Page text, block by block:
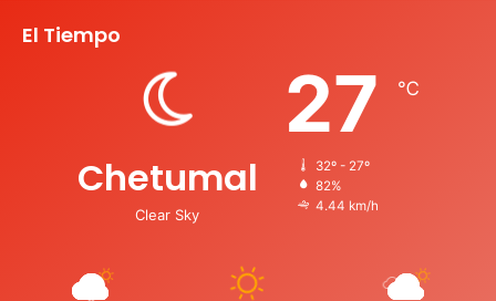
El Tiempo
Chetumal
Clear Sky
27 ℃
32º - 27º
82%
4.44 km/h